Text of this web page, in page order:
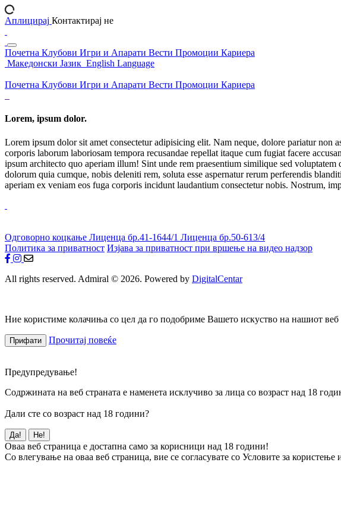
Аплицирај Контактирај не
Почетна Клубови Игри и Апарати Вести Промоции Кариера
Македонски Јазик English Language
Почетна Клубови Игри и Апарати Вести Промоции Кариера
Lorem, ipsum dolor.
Lorem ipsum dolor sit amet consectetur adipisicing elit. Nam neque, dolore pariatur non
corporis laborum laboriosam tempora recusandae repellat itaque cum fugiat facere
ipsum architecto quo aperiam illum! Sint unde rem praesentium similique sed
dolorum quia cumque, nobis deleniti rem, soluta esse aspernatur rerum perferendis
aperiam ex veniam eos fuga corporis incidunt laudantium consectetur nobis. Nostrum,
Одговорно коцкање Лиценца бр.41-1644/1 Лиценца бр.50-613/4
Политика за приватност Изјава за приватност при вршење на видео надзор
All rights reserved. Admiral © 2026. Powered by DigitalCentar
Ние користиме колачиња со цел да го подобриме Вашето искуство на нашиот веб
Прифати Прочитај повеќе
Предупредување!
Содржината на веб страната е наменета исклучиво за лица со возраст над 18
Дали сте со возраст над 18 години?
Да! Не!
Оваа веб страница е достапна само за корисници над 18 години!
Со влегување на оваа веб страница, вие се согласувате со Условите за користење